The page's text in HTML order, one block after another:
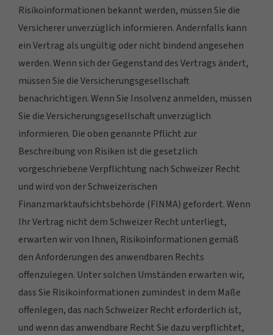
Risikoinformationen bekannt werden, müssen Sie die
Versicherer unverzüglich informieren. Andernfalls kann
ein Vertrag als ungültig oder nicht bindend angesehen
werden. Wenn sich der Gegenstand des Vertrags ändert,
müssen Sie die Versicherungsgesellschaft
benachrichtigen. Wenn Sie Insolvenz anmelden, müssen
Sie die Versicherungsgesellschaft unverzüglich
informieren. Die oben genannte Pflicht zur
Beschreibung von Risiken ist die gesetzlich
vorgeschriebene Verpflichtung nach Schweizer Recht
und wird von der Schweizerischen
Finanzmarktaufsichtsbehörde (FINMA) gefordert. Wenn
Ihr Vertrag nicht dem Schweizer Recht unterliegt,
erwarten wir von Ihnen, Risikoinformationen gemäß
den Anforderungen des anwendbaren Rechts
offenzulegen. Unter solchen Umständen erwarten wir,
dass Sie Risikoinformationen zumindest in dem Maße
offenlegen, das nach Schweizer Recht erforderlich ist,
und wenn das anwendbare Recht Sie dazu verpflichtet,